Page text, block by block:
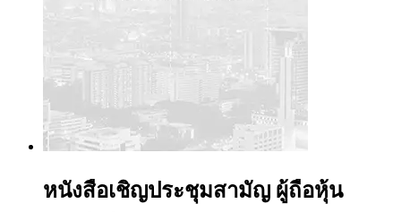
หนังสือเชิญประชุมสามัญ ผู้ถือหุ้น